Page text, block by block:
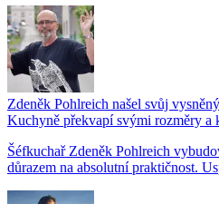
Zdeněk Pohlreich našel svůj
Kuchyně překvapí svými rozměry a
Šéfkuchař Zdeněk Pohlreich
důrazem na absolutní praktičnost.